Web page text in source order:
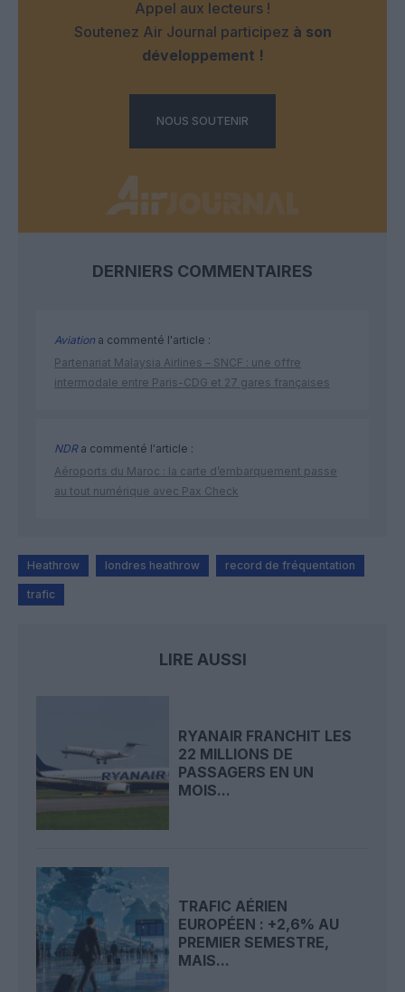
Appel aux lecteurs !
Soutenez Air Journal participez à son
développement !
NOUS SOUTENIR
DERNIERS COMMENTAIRES
Aviation a commenté l'article :
Partenariat Malaysia Airlines – SNCF : une offre
intermodale entre Paris-CDG et 27 gares françaises
NDRa commenté l'article :
Aéroports du Maroc : la carte d’embarquement passe
au tout numérique avec Pax Check
Heathrow londres heathrow record de fréquentation
trafic
LIRE AUSSI
RYANAIR FRANCHIT LES
22 MILLIONS DE
PASSAGERS EN UN
MOIS...
TRAFIC AÉRIEN
EUROPÉEN : +2,6% AU
PREMIER SEMESTRE,
MAIS...